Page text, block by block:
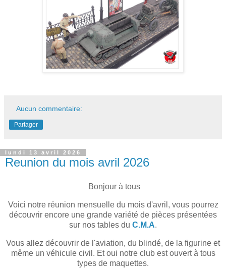
Aucun commentaire:
Partager
lundi 13 avril 2026
Reunion du mois avril 2026
Bonjour à tous
Voici notre réunion mensuelle du mois d'avril, vous pourrez
découvrir encore une grande variété de pièces présentées
sur nos tables du C.M.A.
Vous allez découvrir de l'aviation, du blindé, de la figurine et
même un véhicule civil. Et oui notre club est ouvert à tous
types de maquettes.